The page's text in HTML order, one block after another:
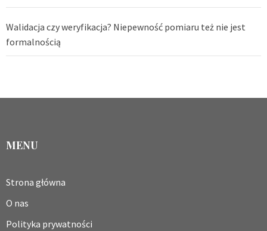
Walidacja czy weryfikacja? Niepewność pomiaru też nie jest
formalnością
MENU
Strona główna
O nas
Polityka prywatności